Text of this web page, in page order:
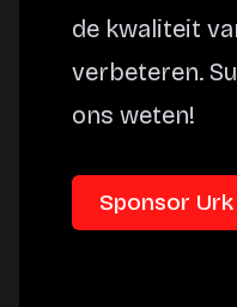
de kwaliteit
verbeteren.
ons weten!
Sponsor